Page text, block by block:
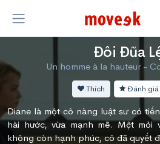
Đôi Đũa
Un homme à la hauteur -
Thích Đánh giá
Diane là một cô nàng luật sư có
hài hước, vừa mạnh mẽ. Mệt mỏi
không còn hạnh phúc, cô đã quyết